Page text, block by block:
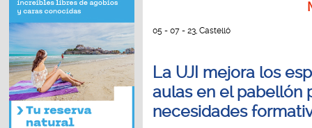
05 - 07 - 23, Castelló
La UJI mejora los
aulas en el pabellón
necesidades